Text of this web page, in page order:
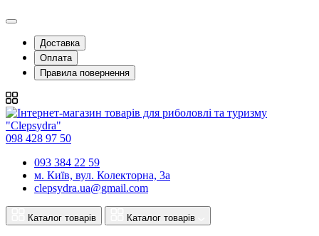
Доставка
Оплата
Правила повернення
098 428 97 50
093 384 22 59
м. Київ, вул. Колекторна, 3а
clepsydra.ua@gmail.com
Каталог товарів Каталог товарів